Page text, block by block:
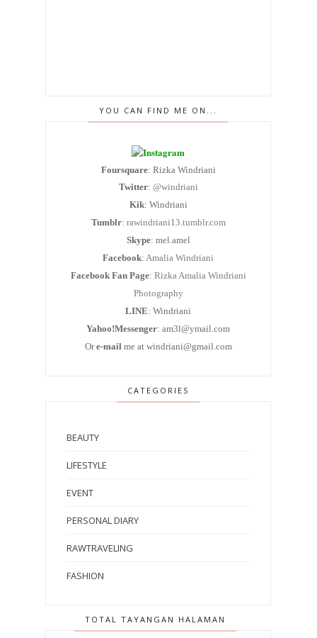
YOU CAN FIND ME ON...
Foursquare: Rizka Windriani
Twitter: @windriani
Kik: Windriani
Tumblr: rawindriani13.tumblr.com
Skype: mel.amel
Facebook: Amalia Windriani
Facebook Fan Page: Rizka Amalia Windriani
Photography
LINE: Windriani
Yahoo!Messenger: am3l@ymail.com
Ore-mailme at windriani@gmail.com
CATEGORIES
BEAUTY
LIFESTYLE
EVENT
PERSONAL DIARY
RAWTRAVELING
FASHION
TOTAL TAYANGAN HALAMAN